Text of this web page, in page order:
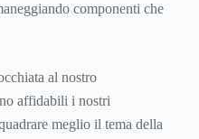
componenti che
al nostro
affidabili i nostri
meglio il tema della